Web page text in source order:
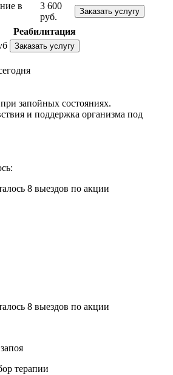
в
3 600
руб.
Заказать услугу
Реабилитация
Заказать услугу
запойных состояниях.
и поддержка организма под
8 выездов по акции
8 выездов по акции
терапии